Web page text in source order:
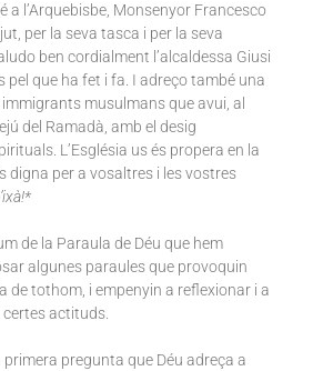
a l’Arquebisbe, Monsenyor Francesco
per la seva tasca i per la seva
ben cordialment l’alcaldessa Giusi
pel que ha fet i fa. I adreço també una
musulmans que avui, al
del Ramadà, amb el desig
L’Església us és propera en la
digna per a vosaltres i les vostres
de la Paraula de Déu que hem
algunes paraules que provoquin
de tothom, i empenyin a reflexionar i a
actituds.
primera pregunta que Déu adreça a